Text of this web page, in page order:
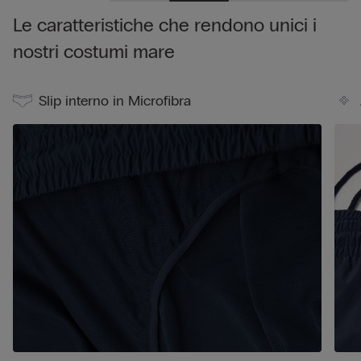
Le caratteristiche che rendono unici i
nostri costumi mare
Slip interno in Microfibra